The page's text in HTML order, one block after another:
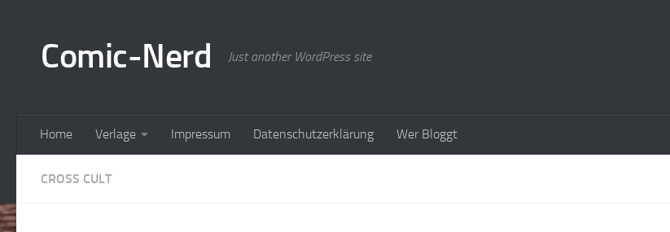
Comic-Nerd Just another WordPress site
Home Verlage Impressum Datenschutzerklärung Wer Bloggt
CROSS CULT